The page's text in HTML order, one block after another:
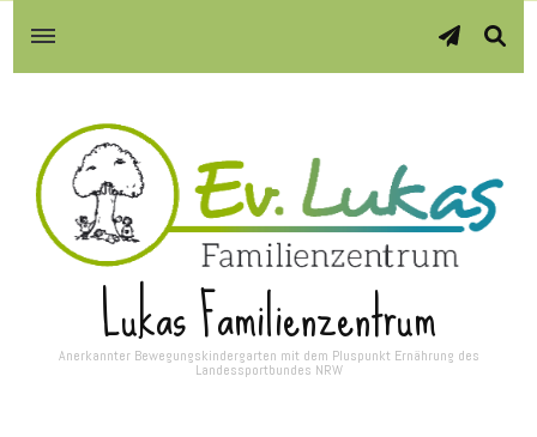
Lukas Familienzentrum
Anerkannter Bewegungskindergarten mit dem Pluspunkt Ernährung des
Landessportbundes NRW